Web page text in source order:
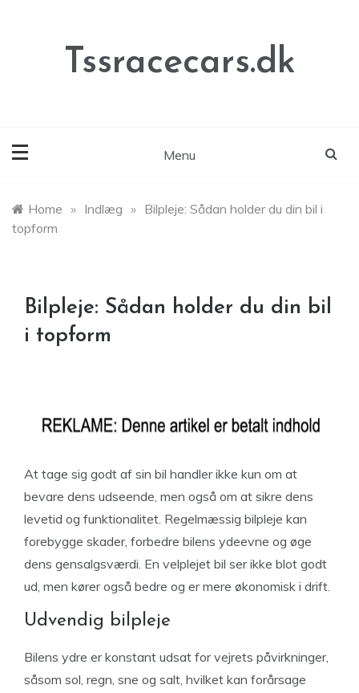
Tssracecars.dk
Menu
Home » Indlæg » Bilpleje: Sådan holder du din bil i
topform
Bilpleje: Sådan holder du din bil
i topform
At tage sig godt af sin bil handler ikke kun om at
bevare dens udseende, men også om at sikre dens
levetid og funktionalitet. Regelmæssig bilpleje kan
forebygge skader, forbedre bilens ydeevne og øge
dens gensalgsværdi. En velplejet bil ser ikke blot godt
ud, men kører også bedre og er mere økonomisk i drift.
Udvendig bilpleje
Bilens ydre er konstant udsat for vejrets påvirkninger,
såsom sol, regn, sne og salt, hvilket kan forårsage